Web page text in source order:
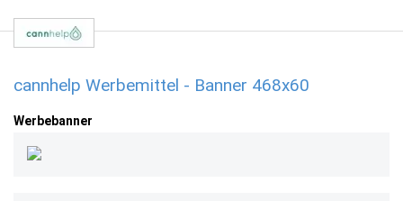
cannhelp Werbemittel - Banner 468x60
Werbebanner